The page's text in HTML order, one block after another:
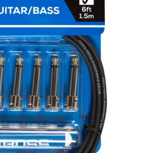
電子ピアノ
その他楽器
エフェクター